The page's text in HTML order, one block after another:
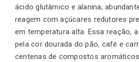
ácido glutâmico e alanina,
reagem com açúcares redutores
em temperatura alta. Essa reação,
pela cor dourada do pão, café e
centenas de compostos